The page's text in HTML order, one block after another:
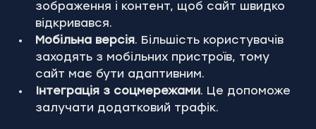
зображення і контент, щоб сайт швидко
відкривався.
Мобільна версія. Більшість користувачів
заходять з мобільних пристроїв, тому
сайт має бути адаптивним.
Інтеграція з соцмережами. Це допоможе
залучати додатковий трафік.